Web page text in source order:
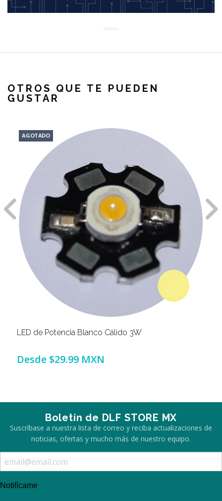
OTROS QUE TE PUEDEN
GUSTAR
AGOTADO
LED de Potencia Blanco Cálido 3W
Desde $29.99 MXN
Boletín de DLF STORE MX
Suscríbase a nuestra lista de correo y reciba actualizaciones de
noticias, ofertas y mucho más de nuestro equipo.
Notifícame